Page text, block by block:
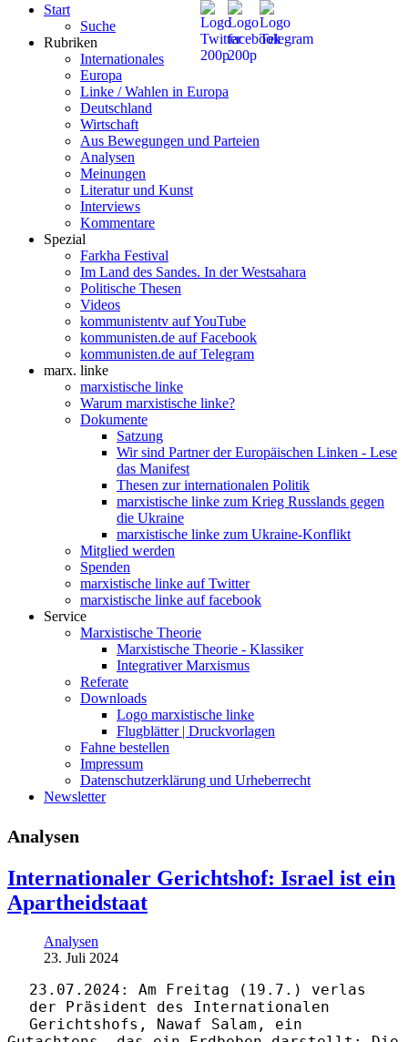
Start
Suche
Rubriken
Internationales
Europa
Linke / Wahlen in Europa
Deutschland
Wirtschaft
Aus Bewegungen und Parteien
Analysen
Meinungen
Literatur und Kunst
Interviews
Kommentare
Spezial
Farkha Festival
Im Land des Sandes. In der Westsahara
Politische Thesen
Videos
kommunistentv auf YouTube
kommunisten.de auf Facebook
kommunisten.de auf Telegram
marx. linke
marxistische linke
Warum marxistische linke?
Dokumente
Satzung
Wir sind Partner der Europäischen Linken - Lese
das Manifest
Thesen zur internationalen Politik
marxistische linke zum Krieg Russlands gegen
die Ukraine
marxistische linke zum Ukraine-Konflikt
Mitglied werden
Spenden
marxistische linke auf Twitter
marxistische linke auf facebook
Service
Marxistische Theorie
Marxistische Theorie - Klassiker
Integrativer Marxismus
Referate
Downloads
Logo marxistische linke
Flugblätter | Druckvorlagen
Fahne bestellen
Impressum
Datenschutzerklärung und Urheberrecht
Newsletter
Analysen
Internationaler Gerichtshof: Israel ist ein
Apartheidstaat
Analysen
23. Juli 2024
23.07.2024: Am Freitag (19.7.) verlas
der Präsident des Internationalen
Gerichtshofs, Nawaf Salam, ein